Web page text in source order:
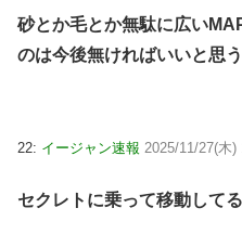
砂とか毛とか無駄に広い
のは今後無ければいいと思
22: イージャン速報 2025/11/27(木)
セクレトに乗って移動して